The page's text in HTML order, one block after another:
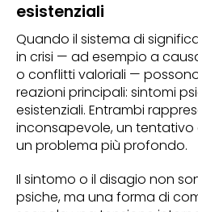
esistenziali
Quando il sistema di
in crisi — ad esempio a
o conflitti valoriali —
reazioni principali: sintomi
esistenziali. Entrambi
inconsapevole, un tentativo
un problema più profondo.
Il sintomo o il disagio non
psiche, ma una forma di